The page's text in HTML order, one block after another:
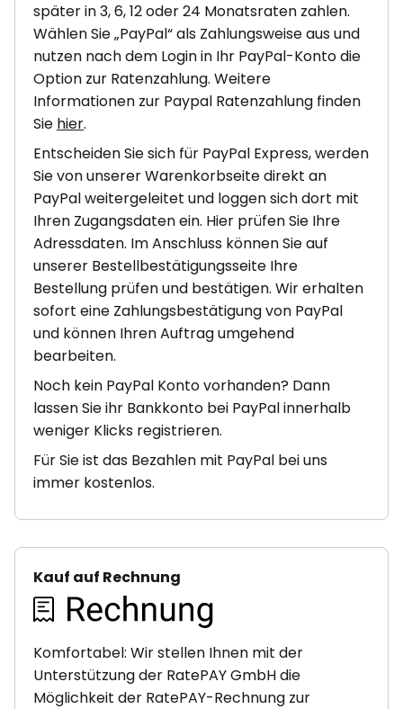
später in 3, 6, 12 oder 24 Monatsraten zahlen.
Wählen Sie „PayPal“ als Zahlungsweise aus und
nutzen nach dem Login in Ihr PayPal-Konto die
Option zur Ratenzahlung. Weitere
Informationen zur Paypal Ratenzahlung finden
Sie hier.
Entscheiden Sie sich für PayPal Express, werden
Sie von unserer Warenkorbseite direkt an
PayPal weitergeleitet und loggen sich dort mit
Ihren Zugangsdaten ein. Hier prüfen Sie Ihre
Adressdaten. Im Anschluss können Sie auf
unserer Bestellbestätigungsseite Ihre
Bestellung prüfen und bestätigen. Wir erhalten
sofort eine Zahlungsbestätigung von PayPal
und können Ihren Auftrag umgehend
bearbeiten.
Noch kein PayPal Konto vorhanden? Dann
lassen Sie ihr Bankkonto bei PayPal innerhalb
weniger Klicks registrieren.
Für Sie ist das Bezahlen mit PayPal bei uns
immer kostenlos.
Kauf auf Rechnung
Komfortabel: Wir stellen Ihnen mit der
Unterstützung der RatePAY GmbH die
Möglichkeit der RatePAY-Rechnung zur